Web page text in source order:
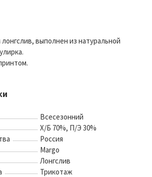
выполнен из натуральной
Всесезонний
Х/Б 70%, П/Э 30%
Россия
Margo
Лонгслив
Трикотаж